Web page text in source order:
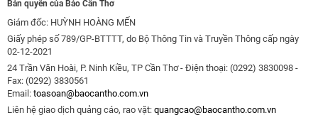
Bản quyền của Báo Cần Thơ
Giám đốc: HUỲNH HOÀNG MẾN
Giấy phép số 789/GP-BTTTT, do Bộ Thông Tin và Truyền Thông cấp ngày
02-12-2021
24 Trần Văn Hoài, P. Ninh Kiều, TP Cần Thơ - Điện thoại: (0292) 3830098 -
Fax: (0292) 3830561
Email: toasoan@baocantho.com.vn
Liên hệ giao dịch quảng cáo, rao vặt: quangcao@baocantho.com.vn